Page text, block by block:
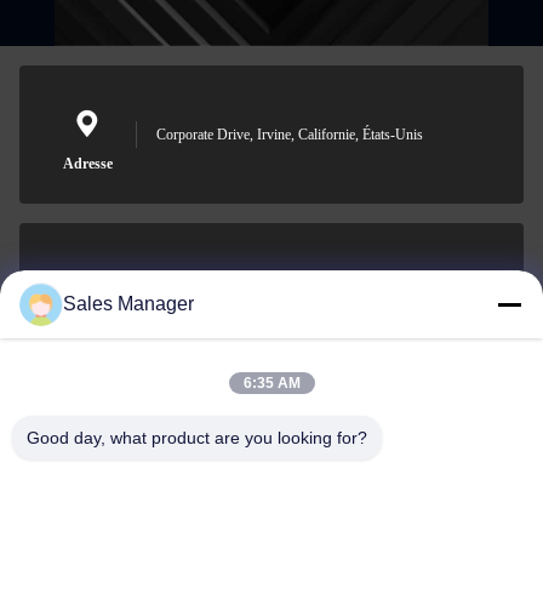
Adresse
Corporate Drive, Irvine, Californie, États-Unis
001-512-7443871
Sales Manager
6:35 AM
Good day, what product are you looking for?